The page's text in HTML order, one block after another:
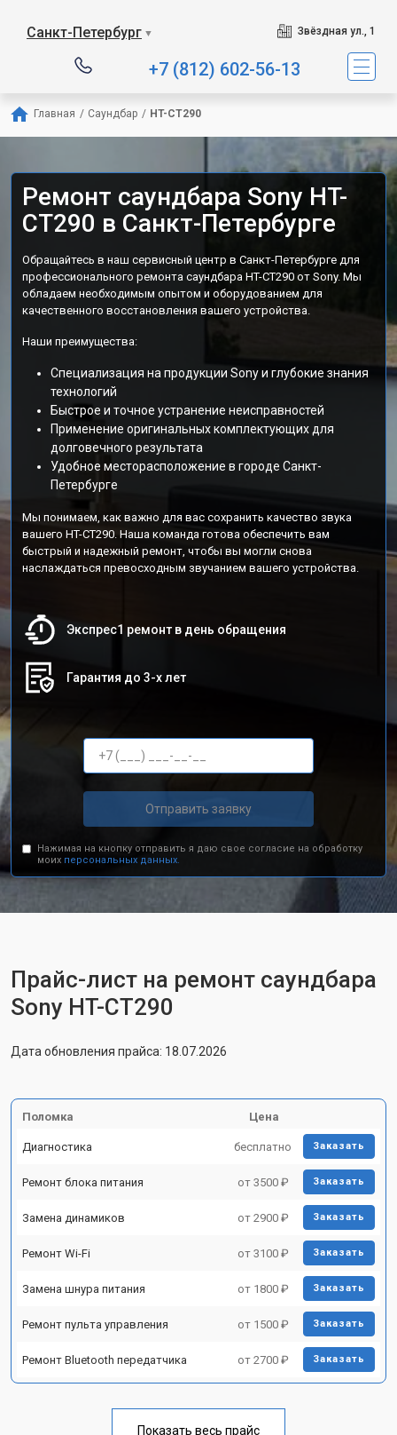
Санкт-Петербург ▼ Звёздная ул., 1
+7 (812) 602-56-13
Главная / Саундбар / HT-CT290
Ремонт саундбара Sony HT-
CT290 в Санкт-Петербурге
Обращайтесь в наш сервисный центр в Санкт-Петербурге для
профессионального ремонта саундбара HT-CT290 от Sony. Мы
обладаем необходимым опытом и оборудованием для
качественного восстановления вашего устройства.
Наши преимущества:
Специализация на продукции Sony и глубокие знания
технологий
Быстрое и точное устранение неисправностей
Применение оригинальных комплектующих для
долговечного результата
Удобное месторасположение в городе Санкт-
Петербурге
Мы понимаем, как важно для вас сохранить качество звука
вашего HT-CT290. Наша команда готова обеспечить вам
быстрый и надежный ремонт, чтобы вы могли снова
наслаждаться превосходным звучанием вашего устройства.
Экспрес1 ремонт в день обращения
Гарантия до 3-х лет
Отправить заявку
Нажимая на кнопку отправить я даю свое согласие на обработку
моих персональных данных.
Прайс-лист на ремонт саундбара
Sony HT-CT290
Дата обновления прайса: 18.07.2026
Поломка Цена
Диагностика бесплатно Заказать
Ремонт блока питания от 3500 ₽ Заказать
Замена динамиков от 2900 ₽ Заказать
Ремонт Wi-Fi от 3100 ₽ Заказать
Замена шнура питания от 1800 ₽ Заказать
Ремонт пульта управления от 1500 ₽ Заказать
Ремонт Bluetooth передатчика от 2700 ₽ Заказать
Показать весь прайс